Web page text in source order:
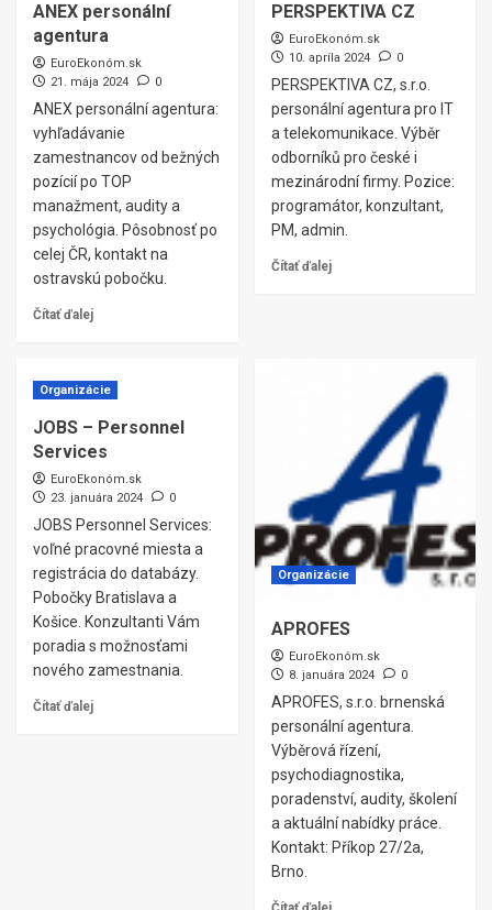
ANEX personální
agentura
EuroEkonóm.sk
21. mája 2024
0
ANEX personální agentura:
vyhľadávanie
zamestnancov od bežných
pozícií po TOP
manažment, audity a
psychológia. Pôsobnosť po
celej ČR, kontakt na
ostravskú pobočku.
Čítať ďalej
PERSPEKTIVA CZ
EuroEkonóm.sk
10. apríla 2024
0
PERSPEKTIVA CZ, s.r.o.
personální agentura pro IT
a telekomunikace. Výběr
odborníků pro české i
mezinárodní firmy. Pozice:
programátor, konzultant,
PM, admin.
Čítať ďalej
Organizácie
JOBS – Personnel
Services
EuroEkonóm.sk
23. januára 2024
0
JOBS Personnel Services:
voľné pracovné miesta a
registrácia do databázy.
Pobočky Bratislava a
Košice. Konzultanti Vám
poradia s možnosťami
nového zamestnania.
Čítať ďalej
Organizácie
APROFES
EuroEkonóm.sk
8. januára 2024
0
APROFES, s.r.o. brnenská
personální agentura.
Výběrová řízení,
psychodiagnostika,
poradenství, audity, školení
a aktuální nabídky práce.
Kontakt: Příkop 27/2a,
Brno.